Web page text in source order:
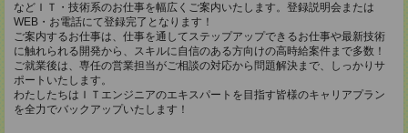
などＩＴ・技術系のお仕事を幅広くご案内いたします。登録説明会または
WEB・お電話にて登録完了となります！
ご案内するお仕事は、仕事を通してステップアップできるお仕事や最新技術
に触れられる開発から、スキルに自信のある方向けの高時給案件まで多数！
ご就業後は、専任の営業担当がご相談の対応から問題解決まで、しっかりサ
ポートいたします。
わたしたちはＩＴエンジニアのエキスパートを目指す皆様のキャリアプラン
を全力でバックアップいたします！